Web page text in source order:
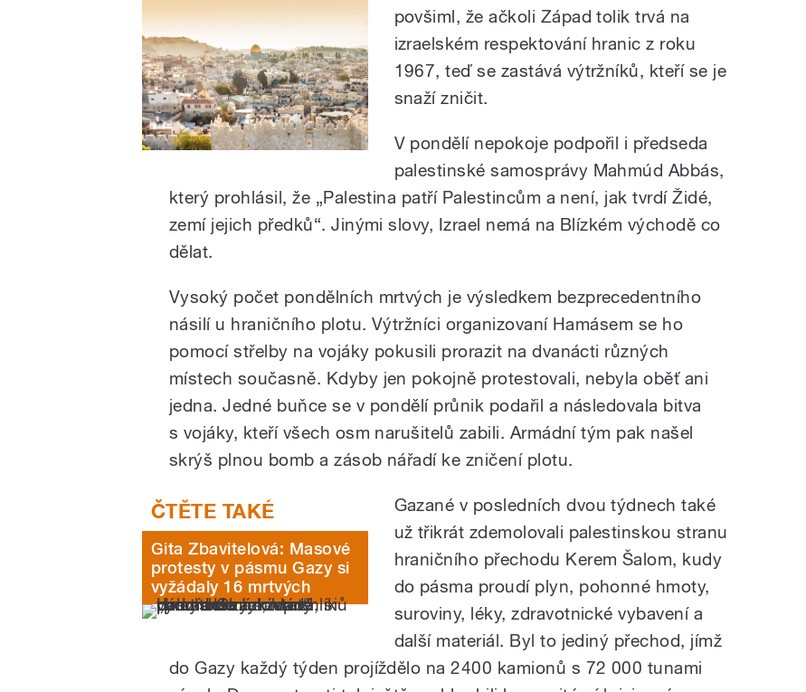
povšiml, že ačkoli Západ tolik trvá na
izraelském respektování hranic z roku
1967, teď se zastává výtržníků, kteří se je
snaží zničit.
V pondělí nepokoje podpořil i předseda
palestinské samosprávy Mahmúd Abbás,
který prohlásil, že „Palestina patří Palestincům a není, jak tvrdí Židé,
zemí jejich předků“. Jinými slovy, Izrael nemá na Blízkém východě co
dělat.
Vysoký počet pondělních mrtvých je výsledkem bezprecedentního
násilí u hraničního plotu. Výtržníci organizovaní Hamásem se ho
pomocí střelby na vojáky pokusili prorazit na dvanácti různých
místech současně. Kdyby jen pokojně protestovali, nebyla oběť ani
jedna. Jedné buňce se v pondělí průnik podařil a následovala bitva
s vojáky, kteří všech osm narušitelů zabili. Armádní tým pak našel
skrýš plnou bomb a zásob nářadí ke zničení plotu.
Gita Zbavitelová: Masové
protesty v pásmu Gazy si
vyžádaly 16 mrtvých
Gazané v posledních dvou týdnech také
už třikrát zdemolovali palestinskou stranu
hraničního přechodu Kerem Šalom, kudy
do pásma proudí plyn, pohonné hmoty,
suroviny, léky, zdravotnické vybavení a
další materiál. Byl to jediný přechod, jímž
do Gazy každý týden projíždělo na 2400 kamionů s 72 000 tunami